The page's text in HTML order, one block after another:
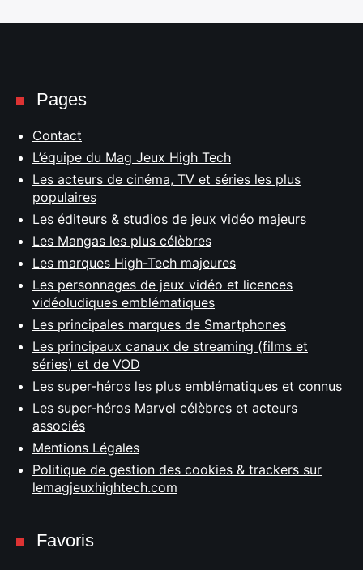
Pages
Contact
L’équipe du Mag Jeux High Tech
Les acteurs de cinéma, TV et séries les plus
populaires
Les éditeurs & studios de jeux vidéo majeurs
Les Mangas les plus célèbres
Les marques High-Tech majeures
Les personnages de jeux vidéo et licences
vidéoludiques emblématiques
Les principales marques de Smartphones
Les principaux canaux de streaming (films et
séries) et de VOD
Les super-héros les plus emblématiques et connus
Les super-héros Marvel célèbres et acteurs
associés
Mentions Légales
Politique de gestion des cookies & trackers sur
lemagjeuxhightech.com
Favoris